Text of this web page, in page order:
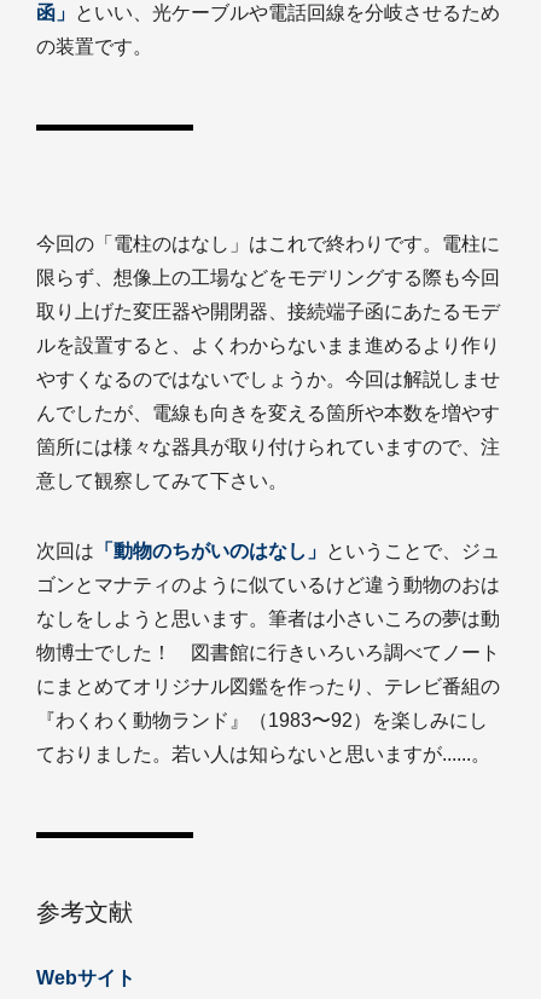
函」 といい、光ケーブルや電話回線を分岐させるため
の装置です。
今回の「電柱のはなし」はこれで終わりです。電柱に
限らず、想像上の工場などをモデリングする際も今回
取り上げた変圧器や開閉器、接続端子函にあたるモデ
ルを設置すると、よくわからないまま進めるより作り
やすくなるのではないでしょうか。今回は解説しませ
んでしたが、電線も向きを変える箇所や本数を増やす
箇所には様々な器具が取り付けられていますので、注
意して観察してみて下さい。
次回は 「動物のちがいのはなし」 ということで、ジュ
ゴンとマナティのように似ているけど違う動物のおは
なしをしようと思います。筆者は小さいころの夢は動
物博士でした！ 図書館に行きいろいろ調べてノート
にまとめてオリジナル図鑑を作ったり、テレビ番組の
『わくわく動物ランド』（1983〜92）を楽しみにし
ておりました。若い人は知らないと思いますが......。
参考文献
Webサイト